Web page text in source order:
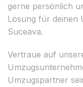
gerne persönlich
Lösung für deinen
Suceava.
Vertraue auf
Umzugspartner